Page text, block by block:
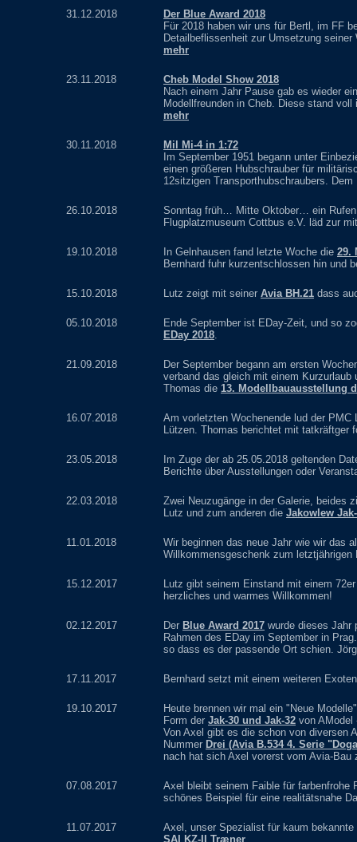
31.12.2018
Der Blue Award 2018
Für 2018 haben wir uns für Bertl, im FF
Detailbeflissenheit zur Umsetzung
mehr
23.11.2018
Cheb Model Show 2018
Nach einem Jahr Pause gab es wieder
Modellfreunden in Cheb. Diese stand
mehr
30.11.2018
Mil Mi-4 in 1:72
Im September 1951 begann unter
einen größeren Hubschrauber für
12sitzigen Transporthubschraubers.
26.10.2018
Sonntag früh… Mitte Oktober… ein
Flugplatzmuseum Cottbus e.V. läd zur
19.10.2018 In Gelnhausen fand letzte Woche die 29.
Bernhard fuhr kurzentschlossen hin und
15.10.2018 Lutz zeigt mit seiner Avia BH.21 dass
05.10.2018
Ende September ist EDay-Zeit, und so
EDay 2018.
21.09.2018
Der September begann am ersten
verband das gleich mit einem
Thomas die 13. Modellbauausstellung
16.07.2018
Am vorletzten Wochenende lud der
Lützen. Thomas berichtet mit tatkräftger
23.05.2018
Im Zuge der ab 25.05.2018 geltenden
Berichte über Ausstellungen oder
22.03.2018
Zwei Neuzugänge in der Galerie, beides
Lutz und zum anderen die Jakowlew
11.01.2018
Wir beginnen das neue Jahr wie wir das
Willkommensgeschenk zum
15.12.2017
Lutz gibt seinem Einstand mit einem
herzliches und warmes Willkommen!
02.12.2017 Der Blue Award 2017 wurde dieses Jahr
Rahmen des EDay im September in
so dass es der passende Ort schien.
17.11.2017 Bernhard setzt mit einem weiteren
19.10.2017
Heute brennen wir mal ein "Neue
Form der Jak-30 und Jak-32 von
Von Axel gibt es die schon von diversen
Nummer Drei (Avia B.534 4. Serie
nach hat sich Axel vorerst vom Avia-Bau
07.08.2017
Axel bleibt seinem Faible für
schönes Beispiel für eine realitätsnahe
11.07.2017
Axel, unser Spezialist für kaum
SAI KZ-II Træner